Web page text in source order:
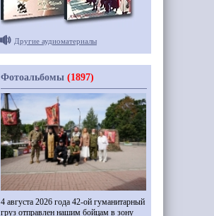
Другие аудиоматериалы
Фотоальбомы (1897)
4 августа 2026 года 42-ой гуманитарный
груз отправлен нашим бойцам в зону